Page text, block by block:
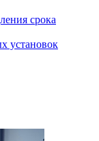
срока
установок